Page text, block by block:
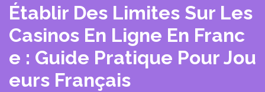
Établir Des Limites Sur Les
Casinos En Ligne En Franc
E : Guide Pratique Pour Jou
Eurs Français